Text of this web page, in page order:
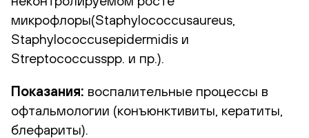
микрофлоры(Staphylococcusaureus,
Staphylococcusepidermidis и
Streptococcusspp. и пр.).
Показания: воспалительные процессы в
офтальмологии (конъюнктивиты, кератиты,
блефариты).